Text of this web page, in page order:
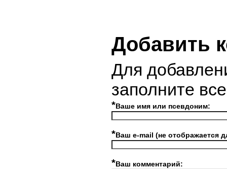
Добавить
Для
заполните
*Ваше имя или псевдоним:
*Ваш e-mail (не отображается
*Ваш комментарий: